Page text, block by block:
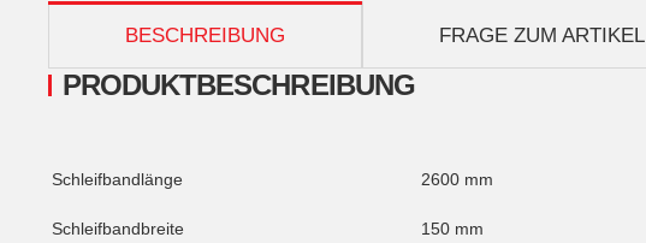
weitere Registerkarten anzeigen
BESCHREIBUNG FRAGE ZUM ARTIKEL
PRODUKTBESCHREIBUNG
Schleifbandlänge 2600 mm
Schleifbandbreite 150 mm